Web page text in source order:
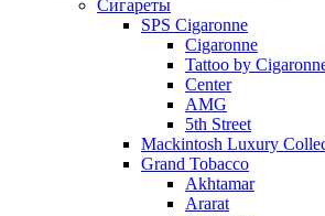
Cигареты
SPS Cigaronne
Сigaronne
Tattoo by
Center
AMG
5th Street
Mackintosh Luxury
Grand Tobacco
Akhtamar
Ararat